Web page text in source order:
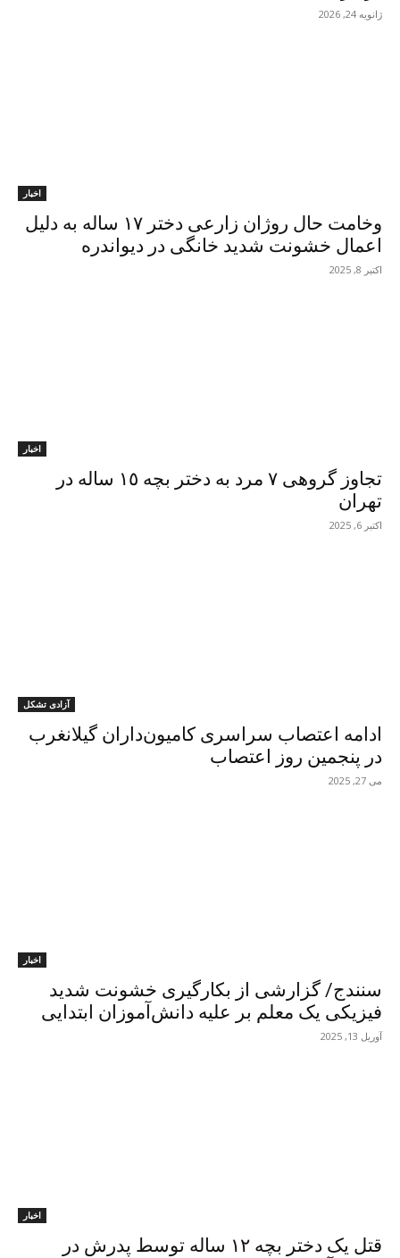
ژانویه 24, 2026
اخبار
وخامت حال روژان زارعی دختر ۱۷ ساله به دلیل
اعمال خشونت شدید خانگی در دیواندره
اکتبر 8, 2025
اخبار
تجاوز گروهی ۷ مرد بە دختر بچە ۱٥ سالە در
تهران
اکتبر 6, 2025
آزادی تشکل
ادامە اعتصاب سراسری کامیون‌داران گیلانغرب
در پنجمین روز اعتصاب
می 27, 2025
اخبار
سنندج/ گزارشی از بکارگیری خشونت شدید
فیزیکی یک معلم بر علیه دانش‌آموزان ابتدایی
آوریل 13, 2025
اخبار
قتل یک دختر بچە ۱۲ سالە توسط پدرش در